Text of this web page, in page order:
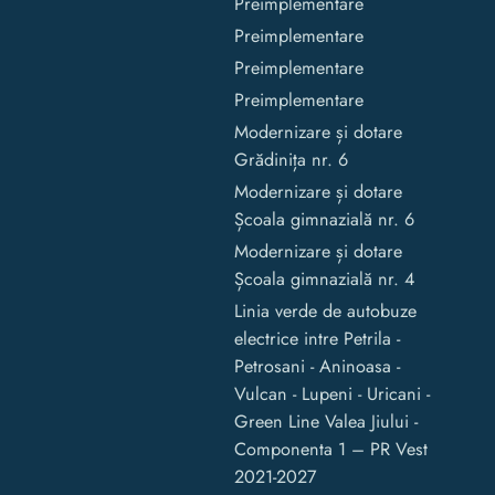
Preimplementare
Preimplementare
Preimplementare
Modernizare și dotare
Grădinița nr. 6
Modernizare și dotare
Școala gimnazială nr. 6
Modernizare și dotare
Școala gimnazială nr. 4
Linia verde de autobuze
electrice intre Petrila -
Petrosani - Aninoasa -
Vulcan - Lupeni - Uricani -
Green Line Valea Jiului -
Componenta 1 – PR Vest
2021-2027